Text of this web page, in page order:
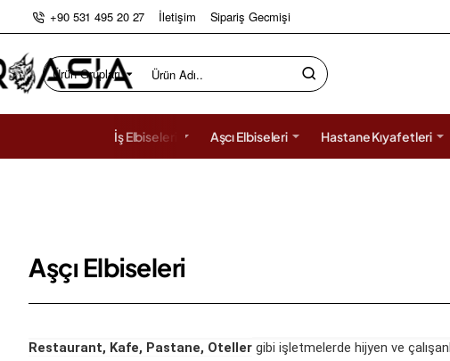
+90 531 495 20 27 İletişim Sipariş Gecmişi
Ürün Grupları
Ürün
Adı..
İş Elbiseleri Aşcı Elbiseleri Hastane Kıyafetleri
Aşçı Elbiseleri
Restaurant, Kafe, Pastane, Oteller gibi işletmelerde hijyen ve